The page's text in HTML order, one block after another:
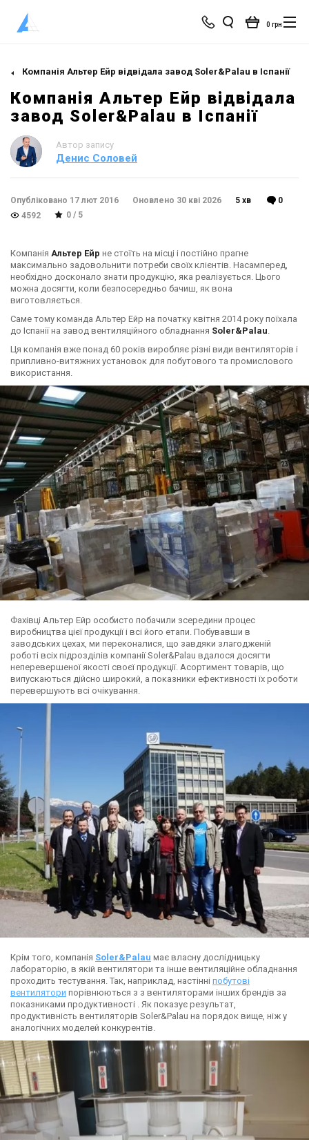
0 грн
Компанія Альтер Ейр відвідала завод Soler&Palau в Іспанії
Компанія Альтер Ейр відвідала
завод Soler&Palau в Іспанії
Автор запису
Денис Соловей
Опубліковано 17 лют 2016 Оновлено 30 кві 2026 5 хв
0
4592
0 / 5
Компанія Альтер Ейр не стоїть на місці і постійно прагне
максимально задовольнити потреби своїх клієнтів. Насамперед,
необхідно досконало знати продукцію, яка реалізується. Цього
можна досягти, коли безпосередньо бачиш, як вона
виготовляється.
Саме тому команда Альтер Ейр на початку квітня 2014 року поїхала
до Іспанії на завод вентиляційного обладнання Soler&Palau.
Ця компанія вже понад 60 років виробляє різні види вентиляторів і
припливно-витяжних установок для побутового та промислового
використання.
Фахівці Альтер Ейр особисто побачили зсередини процес
виробництва цієї продукції і всі його етапи. Побувавши в
заводських цехах, ми переконалися, що завдяки злагодженій
роботі всіх підрозділів компанії Soler&Palau вдалося досягти
неперевершеної якості своєї продукції. Асортимент товарів, що
випускаються дійсно широкий, а показники ефективності їх роботи
перевершують всі очікування.
Крім того, компанія Soler&Palau має власну дослідницьку
лабораторію, в якій вентилятори та інше вентиляційне обладнання
проходить тестування. Так, наприклад, настінні побутові
вентилятори порівнюються з з вентиляторами інших брендів за
показниками продуктивності . Як показує результат,
продуктивність вентиляторів Soler&Palau на порядок вище, ніж у
аналогічних моделей конкурентів.